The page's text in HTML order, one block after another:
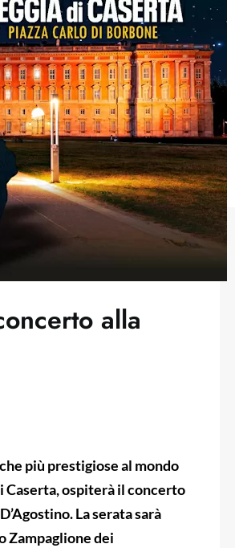
alla
più prestigiose al mondo
Caserta, ospiterà il concerto
La serata sarà
Zampaglione dei